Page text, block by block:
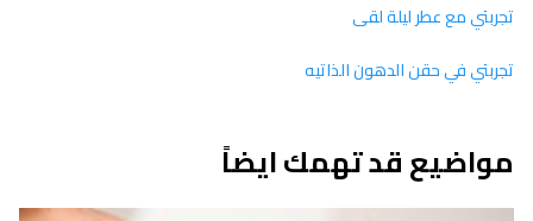
تجربتي مع عطر ليلة لقى
تجربتي في حقن الدهون الذاتيه
مواضيع قد تهمك ايضاً